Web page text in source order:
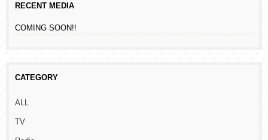
RECENT MEDIA
COMING SOON!!
CATEGORY
ALL
TV